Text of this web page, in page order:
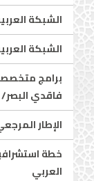
الشبكة
الشبكة
برامج
فاقدي
الإطار
خطة
العربي